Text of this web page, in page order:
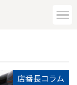
店番長コラム